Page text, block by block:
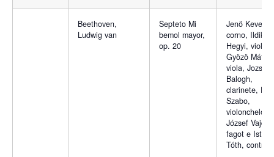
Beethoven,
Ludwig van
Septeto Mi
bemol mayor,
op. 20
Jenö
corno, Ildikó
Hegyi, violín,
Gyözö Máthé,
viola, Jozsef
Balogh,
clarinete,
Szabo,
violonchelo,
József Vajda,
fagot e Istvan
Tóth,